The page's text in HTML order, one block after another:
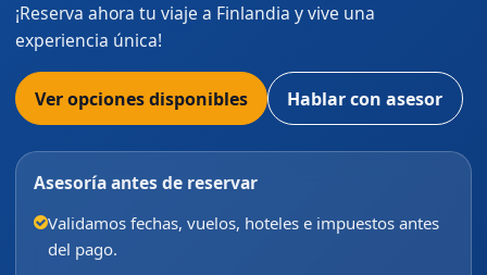
¡Reserva ahora tu viaje a Finlandia y vive una
experiencia única!
Ver opciones disponibles Hablar con asesor
Asesoría antes de reservar
Validamos fechas, vuelos, hoteles e impuestos antes
del pago.